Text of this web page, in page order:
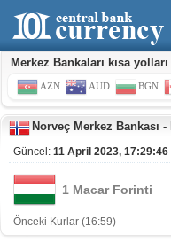
Merkez Bankaları kısa yolları
AZN AUD BGN
Norveç Merkez Bankası -
Güncel: 11 April 2023, 17:29:46
1 Macar Forinti
Önceki Kurlar (16:59)